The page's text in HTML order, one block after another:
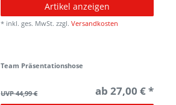
Artikel anzeigen
* inkl. ges. MwSt. zzgl.Versandkosten
Team Präsentationshose
UVP 44,99 € ab 27,00 € *